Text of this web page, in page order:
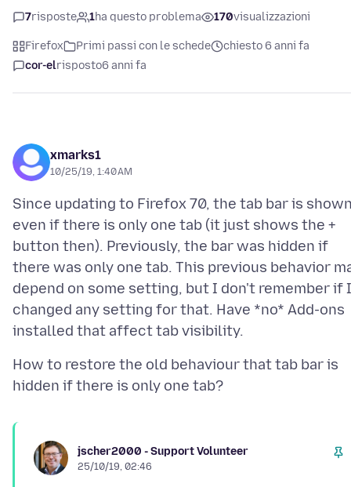
7risposte 1ha questo problema 170visualizzazioni
Firefox Primi passi con le schede
chiesto 6 anni fa
cor-elrisposto6 anni fa
xmarks1
10/25/19, 1:40 AM
Since updating to Firefox 70, the tab bar is
even if there is only one tab (it just shows the +
button then). Previously, the bar was hidden if
there was only one tab. This previous behavior
depend on some setting, but I don't remember if I
changed any setting for that. Have *no* Add-ons
How to restore the old behaviour that tab bar is
jscher2000 - Support Volunteer
25/10/19, 02:46